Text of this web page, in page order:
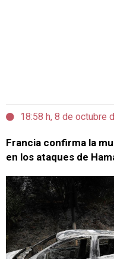
18:58 h, 8 de octubre
Francia confirma la
en los ataques de